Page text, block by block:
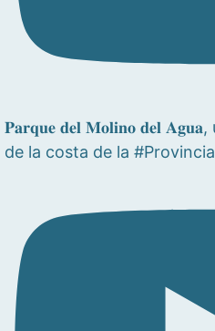
𝐏𝐚𝐫𝐪𝐮𝐞 𝐝𝐞𝐥 𝐌𝐨𝐥𝐢𝐧𝐨 𝐝𝐞𝐥
de la costa de la